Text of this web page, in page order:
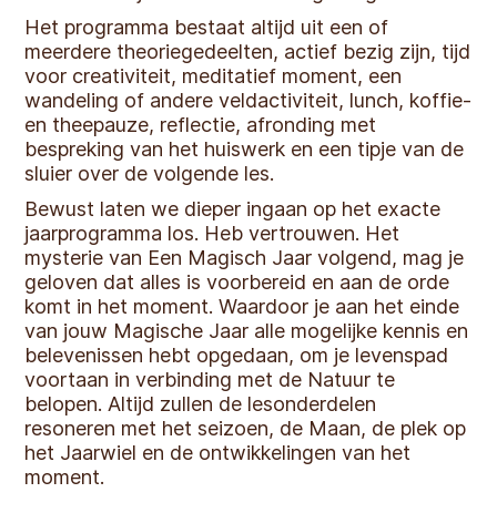
Het programma bestaat altijd uit een of
meerdere theoriegedeelten, actief bezig zijn, tijd
voor creativiteit, meditatief moment, een
wandeling of andere veldactiviteit, lunch, koffie-
en theepauze, reflectie, afronding met
bespreking van het huiswerk en een tipje van de
sluier over de volgende les.
Bewust laten we dieper ingaan op het exacte
jaarprogramma los. Heb vertrouwen. Het
mysterie van Een Magisch Jaar volgend, mag je
geloven dat alles is voorbereid en aan de orde
komt in het moment. Waardoor je aan het einde
van jouw Magische Jaar alle mogelijke kennis en
belevenissen hebt opgedaan, om je levenspad
voortaan in verbinding met de Natuur te
belopen. Altijd zullen de lesonderdelen
resoneren met het seizoen, de Maan, de plek op
het Jaarwiel en de ontwikkelingen van het
moment.